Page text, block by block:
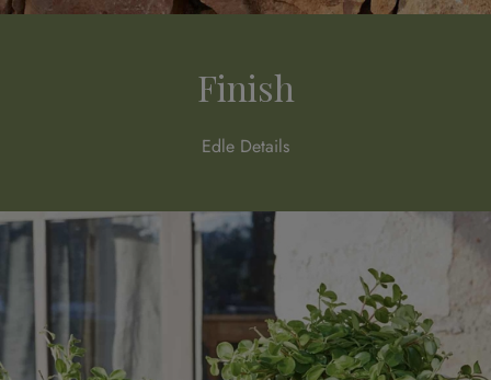
Finish
Edle Details